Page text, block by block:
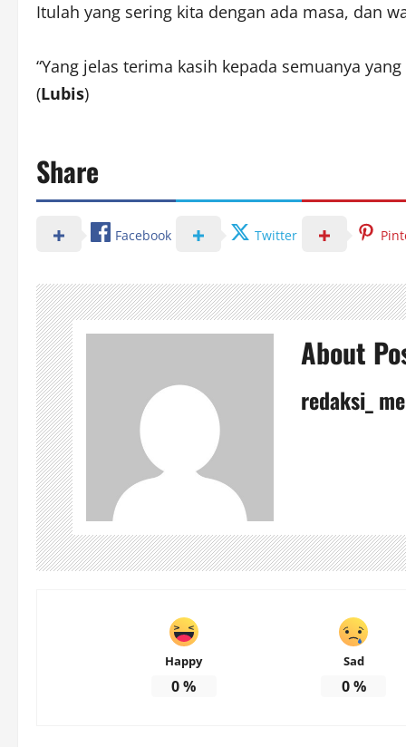
Itulah yang sering kita dengan ada masa, dan
“Yang jelas terima kasih kepada semuanya
(Lubis)
Share
Facebook Twitter
About
redaksi_
Happy
0%
Sad
0%